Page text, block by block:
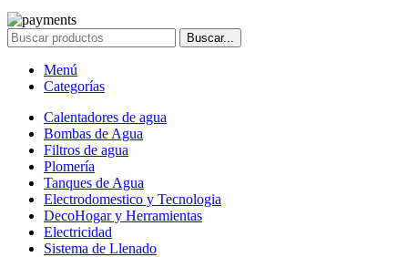
Buscar...
Menú
Categorías
Calentadores de agua
Bombas de Agua
Filtros de agua
Plomería
Tanques de Agua
Electrodomestico y Tecnologia
DecoHogar y Herramientas
Electricidad
Sistema de Llenado